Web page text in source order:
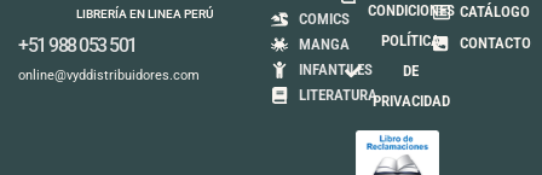
LIBRERÍA EN LINEA PERÚ
+51 988 053 501
online@vyddistribuidores.com
COMICS
MANGA
INFANTILES
LITERATURA
CONDICIONES
POLÍTICA
DE
PRIVACIDAD
CATÁLOGO
CONTACTO